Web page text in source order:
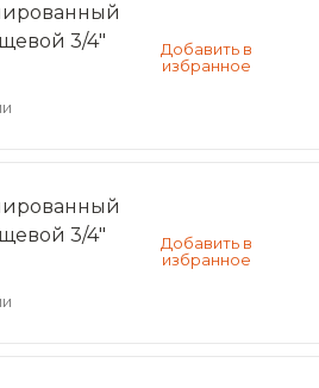
3/4"
3/4"